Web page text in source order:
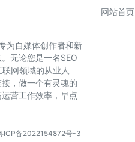
为自媒体创作者和新
无论您是一名SEO
网领域的从业人
，做一个有灵魂的
营工作效率，早点
网站首页
ICP备2022154872号-3